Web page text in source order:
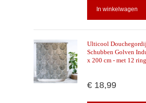
In winkelwagen
Ulticool
Schubben Golven
x 200 cm - met 12
€ 18,99